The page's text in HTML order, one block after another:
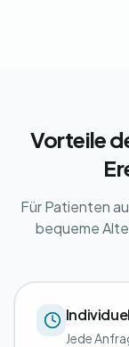
Vorteile
Für Patienten
bequeme
Jede